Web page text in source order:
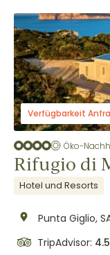
Verfügbarkeit
Öko-
Rifugio di
Hotel und Resorts
Punta Giglio,
TripAdvisor: 4.5